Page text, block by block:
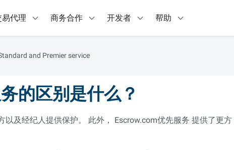
易代理 商务合作 开发者 帮助
and Premier service
的区别是什么？
以及经纪人提供保护。 此外， Escrow.com优先服务 提供了更方